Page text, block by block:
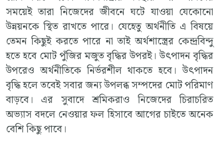
সময়েই তারা নিজেদের জীবনে ঘটে যাওয়া যেকোনো
উন্নয়নকে স্থিত রাখতে পারে। যেহেতু অর্থনীতি এ বিষয়ে
তেমন কিছুই করতে পারে না তাই অর্থশাস্ত্রের কেন্দ্রবিন্দু
হতে হবে মোট পুঁজির মজুত বৃদ্ধির উপরই। উৎপাদন বৃদ্ধির
উপরেও অর্থনীতিকে নির্ভরশীল থাকতে হবে। উৎপাদন
বৃদ্ধি হলে তবেই সবার জন্য উপলব্ধ সম্পদের মোট পরিমাণ
বাড়বে। এর সুবাদে শ্রমিকরাও নিজেদের চিরাচরিত
অভ্যাস বদলে নেওয়ার ফল হিসাবে আগের চাইতে অনেক
বেশি কিছু পাবে।